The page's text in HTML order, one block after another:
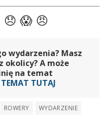
wydarzenia? Masz
okolicy? A może
na temat
TUTAJ
ROWERY
WYDARZENIE